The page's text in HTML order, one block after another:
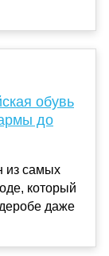
обувь
до
из самых
который
даже